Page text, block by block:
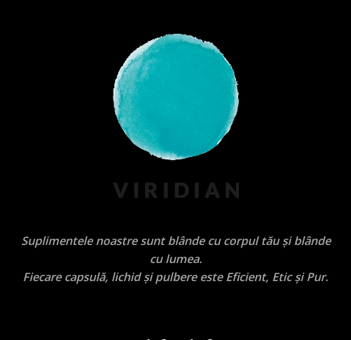
Suplimentele noastre sunt blânde cu corpul tău și blânde
cu lumea.
Fiecare capsulă, lichid și pulbere este Eficient, Etic și Pur.